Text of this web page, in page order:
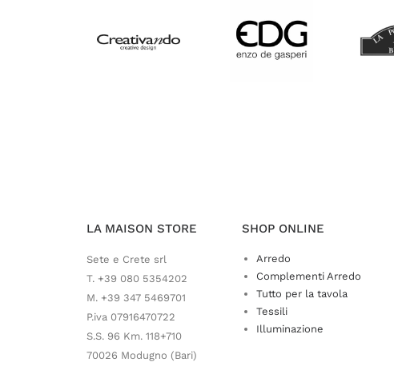
LA MAISON STORE
Sete e Crete srl
T. +39 080 5354202
M. +39 347 5469701
P.iva 07916470722
S.S. 96 Km. 118+710
70026 Modugno (Bari)
SHOP ONLINE
Arredo
Complementi Arredo
Tutto per la tavola
Tessili
Illuminazione